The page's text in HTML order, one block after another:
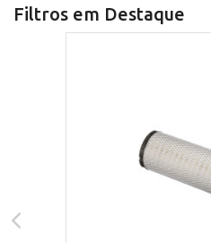
Filtros em Destaque